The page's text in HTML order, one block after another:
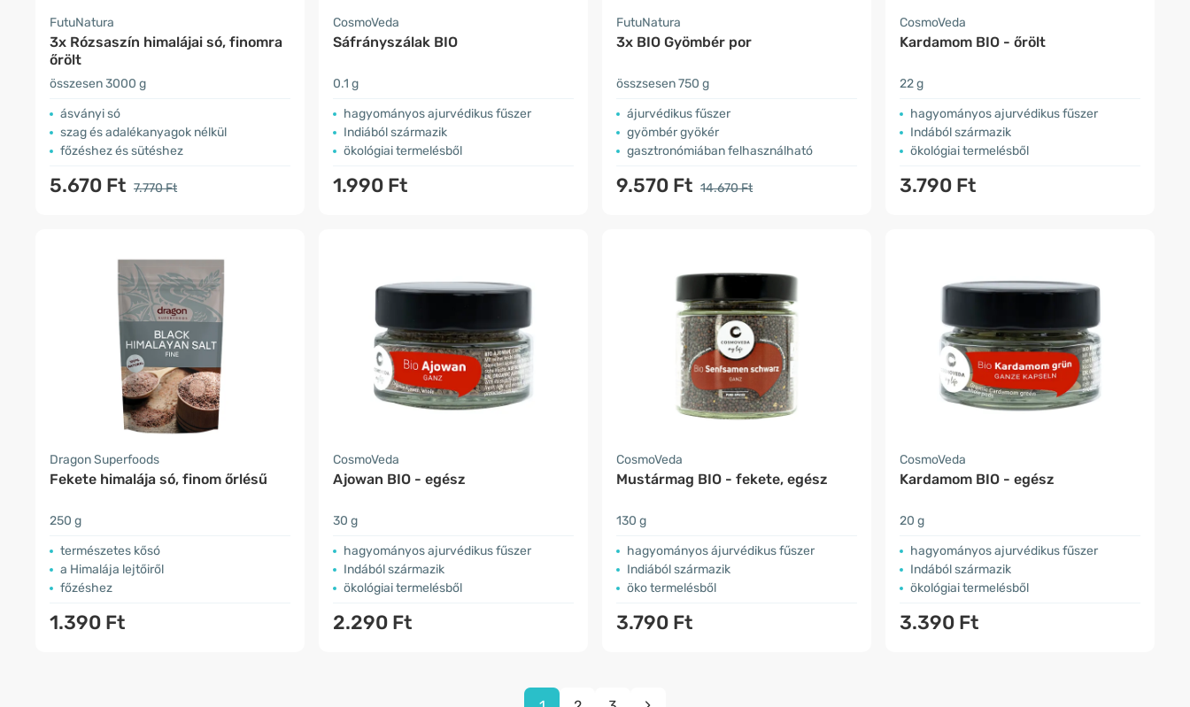
FutuNatura
3x Rózsaszín himalájai só, finomra
őrölt
összesen 3000 g
ásványi só
szag és adalékanyagok nélkül
főzéshez és sütéshez
5.670 Ft 7.770 Ft
CosmoVeda
Sáfrányszálak BIO
0.1 g
hagyományos ajurvédikus fűszer
Indiából származik
ökológiai termelésből
1.990 Ft
FutuNatura
3x BIO Gyömbér por
összsesen 750 g
ájurvédikus fűszer
gyömbér gyökér
gasztronómiában felhasználható
9.570 Ft 14.670 Ft
CosmoVeda
Kardamom BIO - őrölt
22 g
hagyományos ajurvédikus fűszer
Indából származik
ökológiai termelésből
3.790 Ft
Dragon Superfoods
Fekete himalája só, finom őrlésű
250 g
természetes kősó
a Himalája lejtőiről
főzéshez
1.390 Ft
CosmoVeda
Ajowan BIO - egész
30 g
hagyományos ajurvédikus fűszer
Indából származik
ökológiai termelésből
2.290 Ft
CosmoVeda
Mustármag BIO - fekete, egész
130 g
hagyományos ájurvédikus fűszer
Indiából származik
öko termelésből
3.790 Ft
CosmoVeda
Kardamom BIO - egész
20 g
hagyományos ajurvédikus fűszer
Indából származik
ökológiai termelésből
3.390 Ft